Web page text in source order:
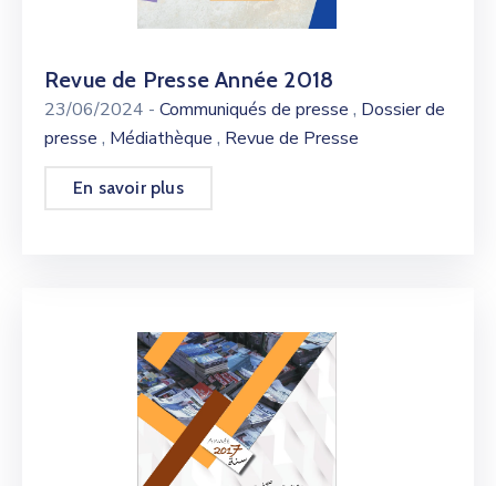
Revue de Presse Année 2018
23/06/2024 - Communiqués de presse , Dossier de
presse , Médiathèque , Revue de Presse
En savoir plus